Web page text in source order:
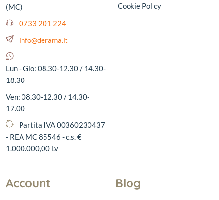
(MC)
0733 201 224
info@derama.it
Lun - Gio: 08.30-12.30 / 14.30-
18.30
Ven: 08.30-12.30 / 14.30-
17.00
Partita IVA 00360230437
- REA MC 85546 - c.s. €
1.000.000,00 i.v
Cookie Policy
Account Blog